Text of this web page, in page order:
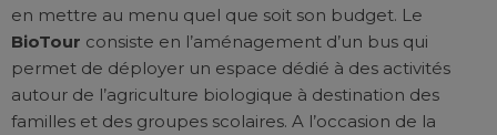
en mettre au menu quel que soit son budget. Le
BioTour consiste en l’aménagement d’un bus qui
permet de déployer un espace dédié à des activités
autour de l’agriculture biologique à destination des
familles et des groupes scolaires. A l’occasion de la